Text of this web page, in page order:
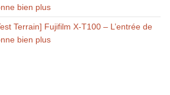
bien plus
Terrain] Fujifilm X-T100 – L’entrée de
bien plus